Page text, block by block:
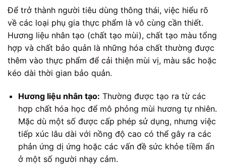
Để trở thành người tiêu dùng thông thái, việc hiểu rõ
về các loại phụ gia thực phẩm là vô cùng cần thiết.
Hương liệu nhân tạo (chất tạo mùi), chất tạo màu tổng
hợp và chất bảo quản là những hóa chất thường được
thêm vào thực phẩm để cải thiện mùi vị, màu sắc hoặc
kéo dài thời gian bảo quản.
Hương liệu nhân tạo: Thường được tạo ra từ các
hợp chất hóa học để mô phỏng mùi hương tự nhiên.
Mặc dù một số được cấp phép sử dụng, nhưng việc
tiếp xúc lâu dài với nồng độ cao có thể gây ra các
phản ứng dị ứng hoặc các vấn đề sức khỏe tiềm ẩn
ở một số người nhạy cảm.